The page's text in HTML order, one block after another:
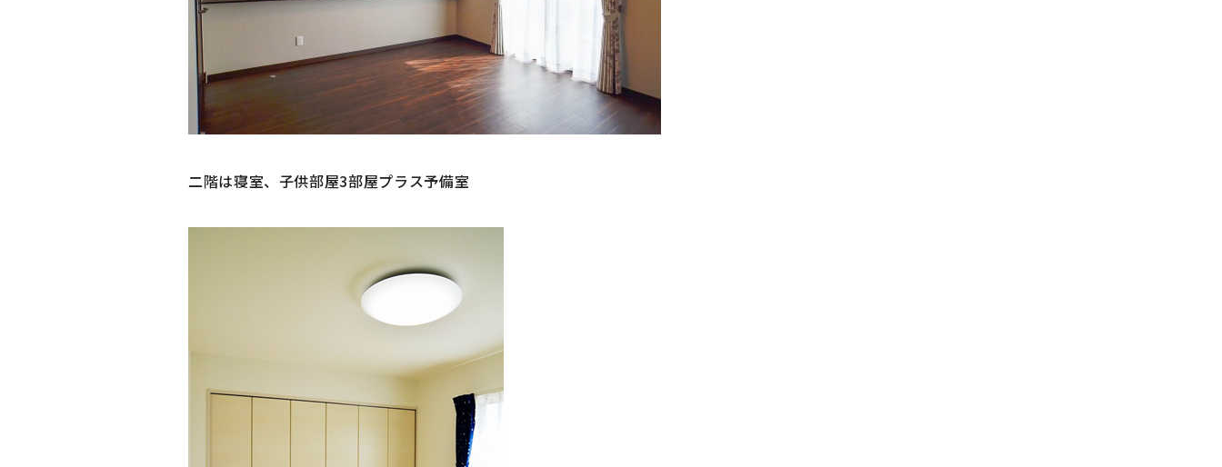
二階は寝室、子供部屋3部屋プラス予備室